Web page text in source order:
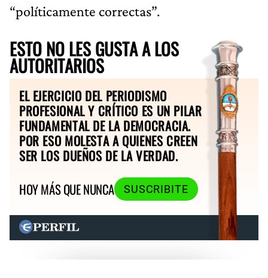
“políticamente correctas”.
ESTO NO LES GUSTA A LOS
AUTORITARIOS
EL EJERCICIO DEL PERIODISMO
PROFESIONAL Y CRÍTICO ES UN PILAR
FUNDAMENTAL DE LA DEMOCRACIA.
POR ESO MOLESTA A QUIENES CREEN
SER LOS DUEÑOS DE LA VERDAD.
HOY MÁS QUE NUNCA
SUSCRIBITE